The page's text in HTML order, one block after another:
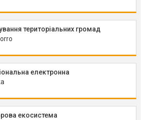
територіальних громад
електронна
екосистема